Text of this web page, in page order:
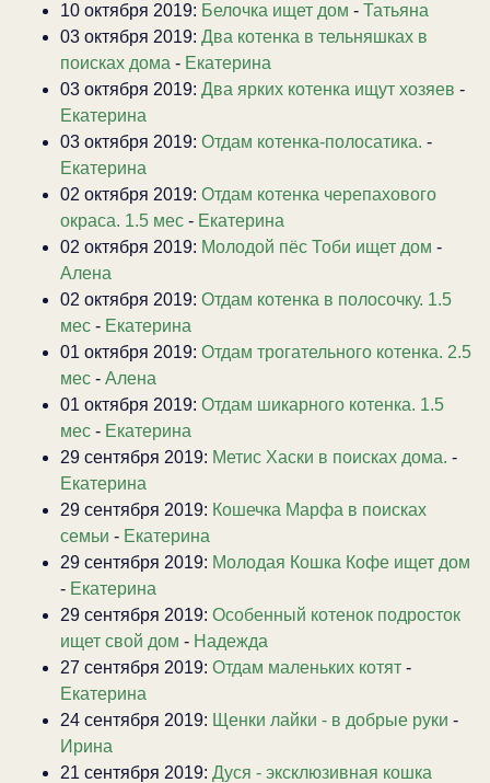
10 октября 2019: Белочка ищет дом - Татьяна
03 октября 2019: Два котенка в тельняшках в
поисках дома - Екатерина
03 октября 2019: Два ярких котенка ищут хозяев -
Екатерина
03 октября 2019: Отдам котенка-полосатика. -
Екатерина
02 октября 2019: Отдам котенка черепахового
окраса. 1.5 мес - Екатерина
02 октября 2019: Молодой пёс Тоби ищет дом -
Алена
02 октября 2019: Отдам котенка в полосочку. 1.5
мес - Екатерина
01 октября 2019: Отдам трогательного котенка. 2.5
мес - Алена
01 октября 2019: Отдам шикарного котенка. 1.5
мес - Екатерина
29 сентября 2019: Метис Хаски в поисках дома. -
Екатерина
29 сентября 2019: Кошечка Марфа в поисках
семьи - Екатерина
29 сентября 2019: Молодая Кошка Кофе ищет дом
- Екатерина
29 сентября 2019: Особенный котенок подросток
ищет свой дом - Надежда
27 сентября 2019: Отдам маленьких котят -
Екатерина
24 сентября 2019: Щенки лайки - в добрые руки -
Ирина
21 сентября 2019: Дуся - эксклюзивная кошка